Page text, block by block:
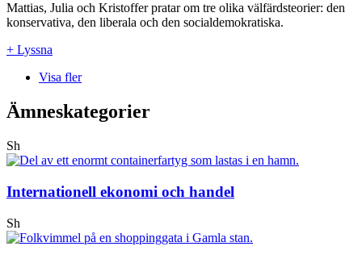
Mattias, Julia och Kristoffer pratar om tre olika välfärdsteorier: den
konservativa, den liberala och den socialdemokratiska.
+ Lyssna
Visa fler
Ämneskategorier
Sh
Internationell ekonomi och handel
Sh